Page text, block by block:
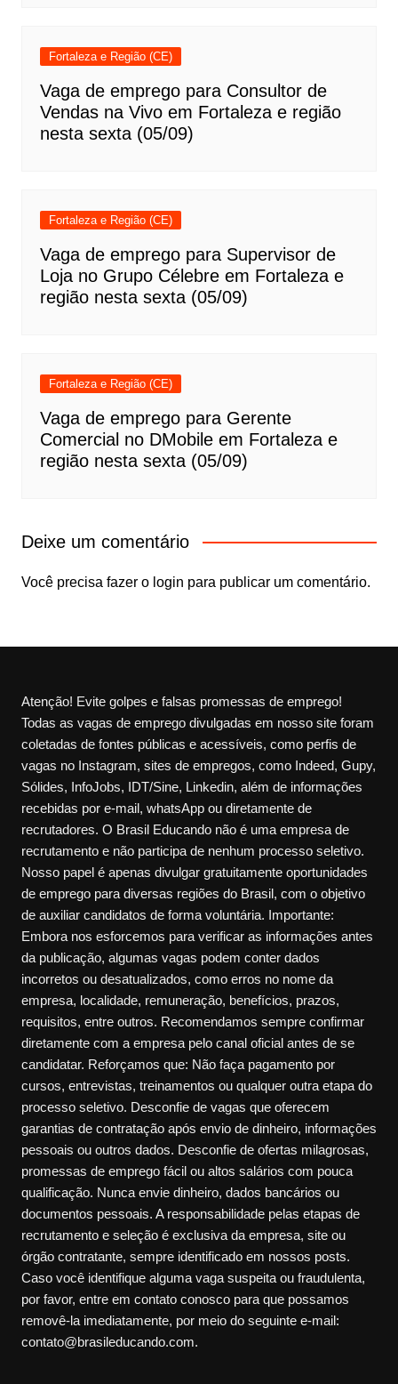
Fortaleza e Região (CE)
Vaga de emprego para Consultor de
Vendas na Vivo em Fortaleza e região
nesta sexta (05/09)
Fortaleza e Região (CE)
Vaga de emprego para Supervisor de
Loja no Grupo Célebre em Fortaleza e
região nesta sexta (05/09)
Fortaleza e Região (CE)
Vaga de emprego para Gerente
Comercial no DMobile em Fortaleza e
região nesta sexta (05/09)
Deixe um comentário
Você precisa fazer o login para publicar um comentário.
Atenção! Evite golpes e falsas promessas de emprego!
Todas as vagas de emprego divulgadas em nosso site foram
coletadas de fontes públicas e acessíveis, como perfis de
vagas no Instagram, sites de empregos, como Indeed, Gupy,
Sólides, InfoJobs, IDT/Sine, Linkedin, além de informações
recebidas por e-mail, whatsApp ou diretamente de
recrutadores. O Brasil Educando não é uma empresa de
recrutamento e não participa de nenhum processo seletivo.
Nosso papel é apenas divulgar gratuitamente oportunidades
de emprego para diversas regiões do Brasil, com o objetivo
de auxiliar candidatos de forma voluntária. Importante:
Embora nos esforcemos para verificar as informações antes
da publicação, algumas vagas podem conter dados
incorretos ou desatualizados, como erros no nome da
empresa, localidade, remuneração, benefícios, prazos,
requisitos, entre outros. Recomendamos sempre confirmar
diretamente com a empresa pelo canal oficial antes de se
candidatar. Reforçamos que: Não faça pagamento por
cursos, entrevistas, treinamentos ou qualquer outra etapa do
processo seletivo. Desconfie de vagas que oferecem
garantias de contratação após envio de dinheiro, informações
pessoais ou outros dados. Desconfie de ofertas milagrosas,
promessas de emprego fácil ou altos salários com pouca
qualificação. Nunca envie dinheiro, dados bancários ou
documentos pessoais. A responsabilidade pelas etapas de
recrutamento e seleção é exclusiva da empresa, site ou
órgão contratante, sempre identificado em nossos posts.
Caso você identifique alguma vaga suspeita ou fraudulenta,
por favor, entre em contato conosco para que possamos
removê-la imediatamente, por meio do seguinte e-mail:
contato@brasileducando.com.